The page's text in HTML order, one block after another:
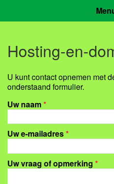
Hosting-en-
U kunt contact opnemen met
onderstaand formulier.
Uw naam*
Uw e-mailadres*
Uw vraag of opmerking *